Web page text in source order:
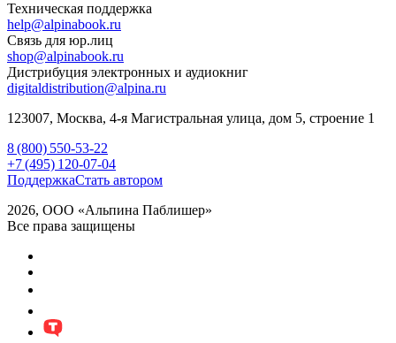
Техническая поддержка
help@alpinabook.ru
Связь для юр.лиц
shop@alpinabook.ru
Дистрибуция электронных и аудиокниг
digitaldistribution@alpina.ru
123007, Москва, 4-я Магистральная улица, дом 5, строение 1
8 (800) 550-53-22
+7 (495) 120-07-04
ПоддержкаСтать автором
2026, ООО «Альпина Паблишер»
Все права защищены